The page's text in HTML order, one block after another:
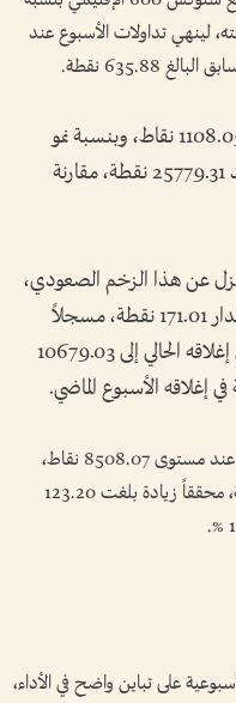
نقطة إلى قيمته، لينهي تداولات الأسبوع عند
كذلك صعد مؤشر داكس الألماني بمقدار 1108.09 نقاط، وبنسبة نمو
بلغت 4.49 %، ليغلق مستواه الحالي عند 25779.31 نقطة، مقارنة
عن هذا الزخم الصعودي،
إذ شهد مؤشر فوتسي البريطاني ارتفاعاً بمقدار 171.01 نقطة، مسجلاً
نسبة تغير بلغت 1.63 %، ليرتفع مستوى إغلاقه الحالي إلى 10679.03
من جانبه، أنهى مؤشر كاك الفرنسي الأسبوع عند مستوى 8508.07 نقاط،
مقارنة بمستواه السابق البالغ 8384.87 نقطة، محققاً زيادة بلغت 123.20
على تباين واضح في الأداء،